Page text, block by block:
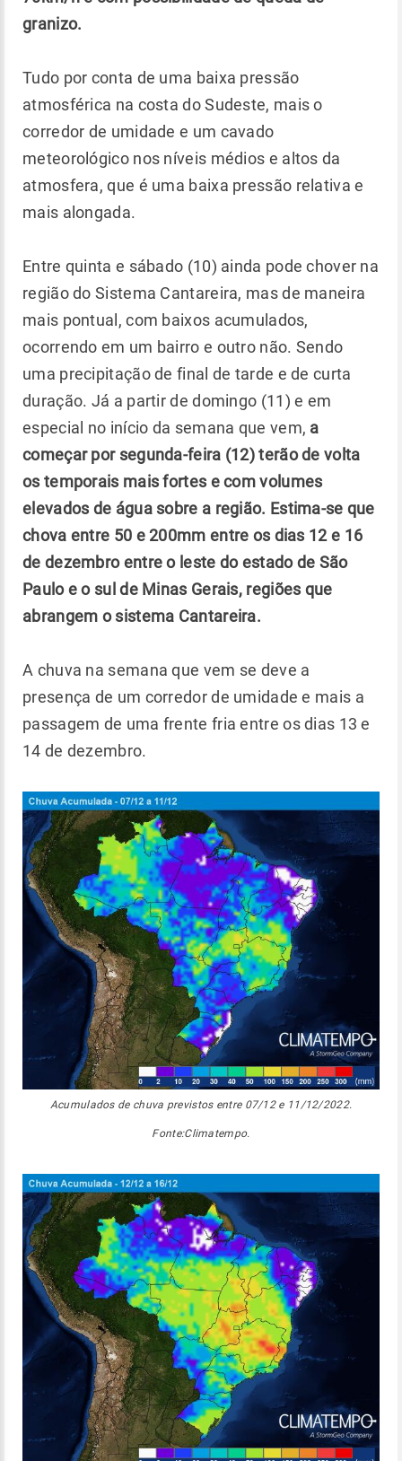
granizo.
Tudo por conta de uma baixa pressão
atmosférica na costa do Sudeste, mais o
corredor de umidade e um cavado
meteorológico nos níveis médios e altos da
atmosfera, que é uma baixa pressão relativa e
mais alongada.
Entre quinta e sábado (10) ainda pode chover na
região do Sistema Cantareira, mas de maneira
mais pontual, com baixos acumulados,
ocorrendo em um bairro e outro não. Sendo
uma precipitação de final de tarde e de curta
duração. Já a partir de domingo (11) e em
especial no início da semana que vem, a
começar por segunda-feira (12) terão de volta
os temporais mais fortes e com volumes
elevados de água sobre a região. Estima-se que
chova entre 50 e 200mm entre os dias 12 e 16
de dezembro entre o leste do estado de São
Paulo e o sul de Minas Gerais, regiões que
abrangem o sistema Cantareira.
A chuva na semana que vem se deve a
presença de um corredor de umidade e mais a
passagem de uma frente fria entre os dias 13 e
14 de dezembro.
Acumulados de chuva previstos entre 07/12 e 11/12/2022.
Fonte:Climatempo.